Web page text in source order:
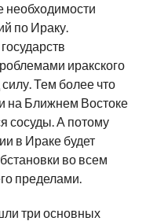
необходимости
по Ираку.
иракского
Тем более что
на Ближнем Востоке
сосуды. А потому
в Ираке будет
во всем
пределами.
три основных